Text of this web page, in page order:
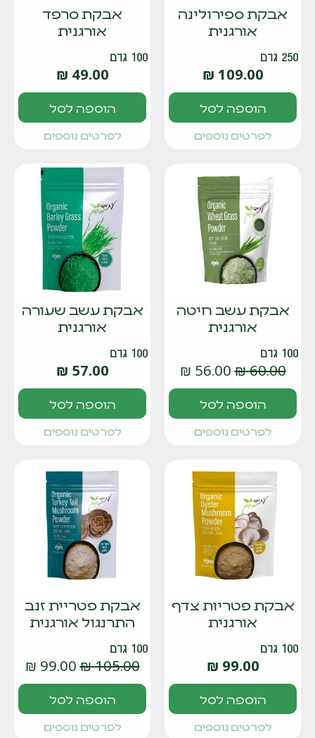
אבקת ספירולינה
אורגנית
250 גרם
109.00
₪
הוספה לסל
לפרטים נוספים
אבקת סרפד
אורגנית
100 גרם
49.00
₪
הוספה לסל
לפרטים נוספים
אבקת עשב חיטה
אורגנית
100 גרם
60.00
₪
56.00
₪
הוספה לסל
לפרטים נוספים
אבקת עשב שעורה
אורגנית
100 גרם
57.00
₪
הוספה לסל
לפרטים נוספים
אבקת פטריות צדף
אורגנית
100 גרם
99.00
₪
הוספה לסל
לפרטים נוספים
אבקת פטריית זנב
התרנגול אורגנית
100 גרם
105.00
₪
99.00
₪
הוספה לסל
לפרטים נוספים